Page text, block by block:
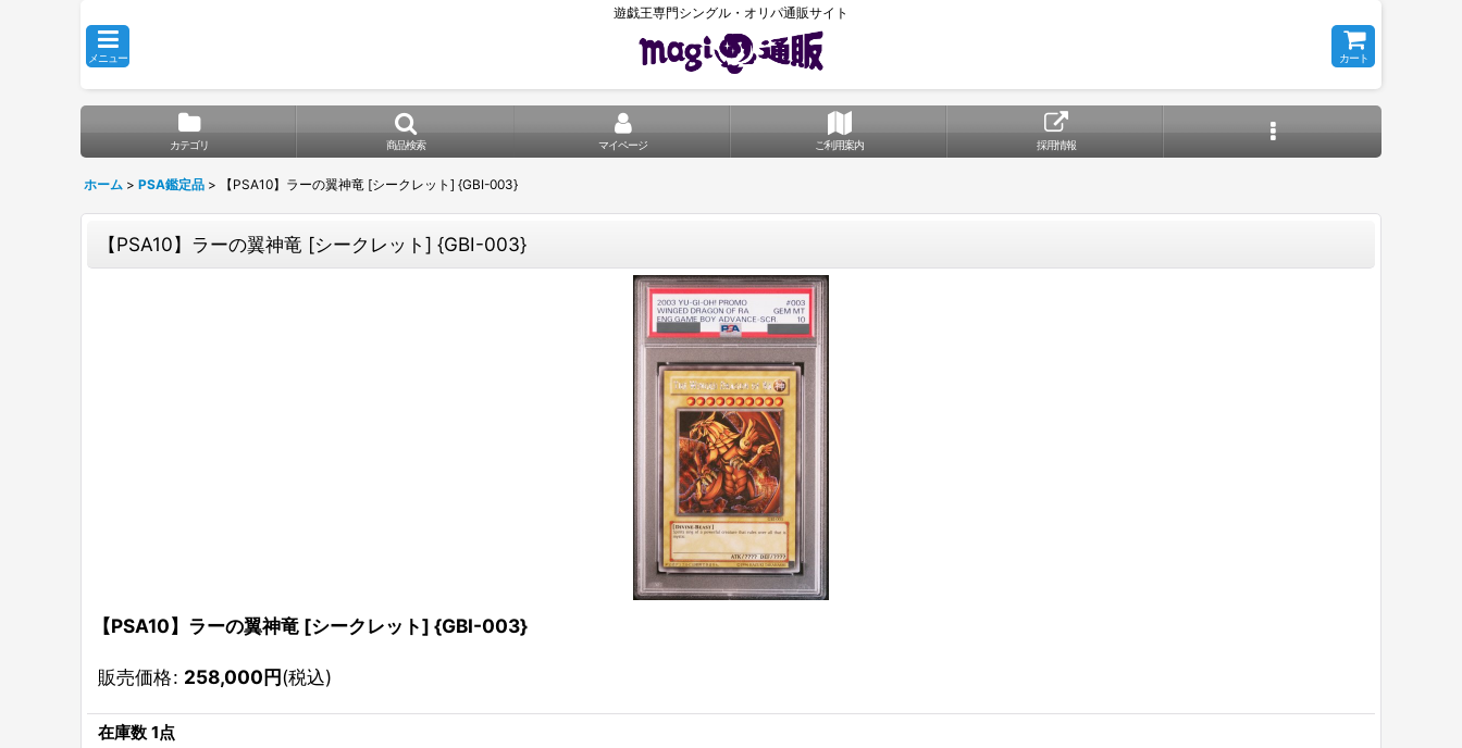
遊戯王専門シングル・オリパ通販サイト
メニュー カート
カテゴリ 商品検索 マイページ ご利用案内 採用情報
ホーム > PSA鑑定品 > 【PSA10】ラーの翼神竜 [シークレット] {GBI-003}
【PSA10】ラーの翼神竜 [シークレット] {GBI-003}
【PSA10】ラーの翼神竜 [シークレット] {GBI-003}
販売価格: 258,000円(税込)
在庫数 1点